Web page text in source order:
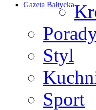
Gazeta Bałtycka
Styl
Sport